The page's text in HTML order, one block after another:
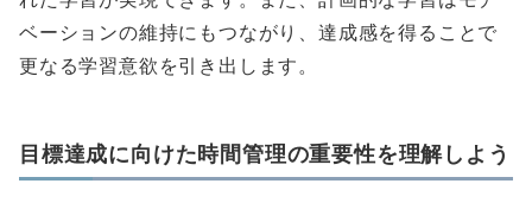
ベーションの維持にもつながり、達成感を得ることで
更なる学習意欲を引き出します。
目標達成に向けた時間管理の重要性を理解しよう